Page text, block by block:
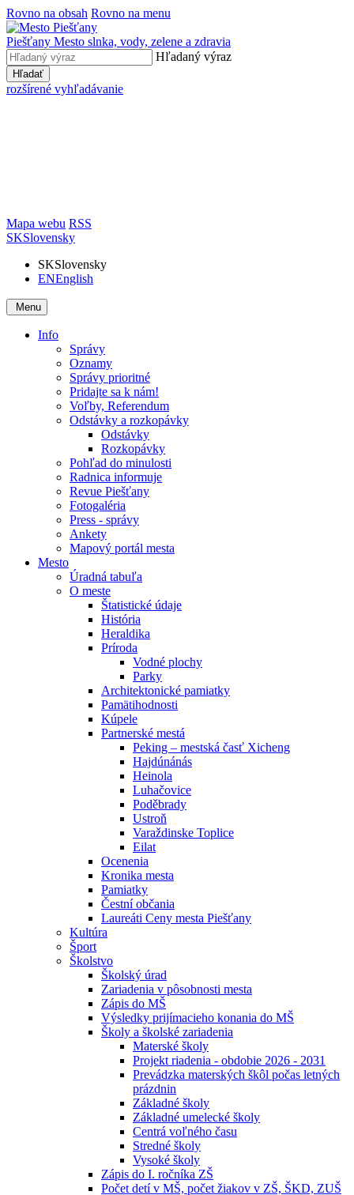
Rovno na obsah Rovno na menu
Piešťany Mesto slnka, vody, zelene a zdravia
Hľadaný výraz
Hľadať
rozšírené vyhľadávanie
Mapa webu RSS
SKSlovensky
SKSlovensky
ENEnglish
Menu
Info
Správy
Oznamy
Správy prioritné
Pridajte sa k nám!
Voľby, Referendum
Odstávky a rozkopávky
Odstávky
Rozkopávky
Pohľad do minulosti
Radnica informuje
Revue Piešťany
Fotogaléria
Press - správy
Ankety
Mapový portál mesta
Mesto
Úradná tabuľa
O meste
Štatistické údaje
História
Heraldika
Príroda
Vodné plochy
Parky
Architektonické pamiatky
Pamätihodnosti
Kúpele
Partnerské mestá
Peking – mestská časť Xicheng
Hajdúnánás
Heinola
Luhačovice
Poděbrady
Ustroň
Varaždinske Toplice
Eilat
Ocenenia
Kronika mesta
Pamiatky
Čestní občania
Laureáti Ceny mesta Piešťany
Kultúra
Šport
Školstvo
Školský úrad
Zariadenia v pôsobnosti mesta
Zápis do MŠ
Výsledky prijímacieho konania do MŠ
Školy a školské zariadenia
Materské školy
Projekt riadenia - obdobie 2026 - 2031
Prevádzka materských škôl počas letných
prázdnin
Základné školy
Základné umelecké školy
Centrá voľného času
Stredné školy
Vysoké školy
Zápis do I. ročníka ZŠ
Počet detí v MŠ, počet žiakov v ZŠ, ŠKD, ZUŠ